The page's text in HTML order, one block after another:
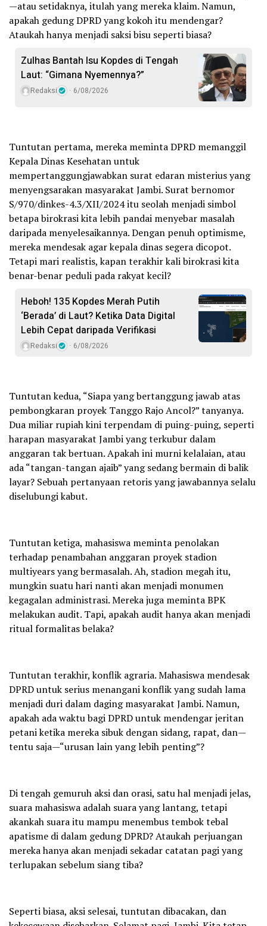
—atau setidaknya, itulah yang mereka klaim. Namun,
apakah gedung DPRD yang kokoh itu mendengar?
Ataukah hanya menjadi saksi bisu seperti biasa?
Zulhas Bantah Isu Kopdes di Tengah
Laut: “Gimana Nyemennya?”
Redaksi 6/08/2026
Tuntutan pertama, mereka meminta DPRD memanggil
Kepala Dinas Kesehatan untuk
mempertanggungjawabkan surat edaran misterius yang
menyengsarakan masyarakat Jambi. Surat bernomor
S/970/dinkes-4.3/XII/2024 itu seolah menjadi simbol
betapa birokrasi kita lebih pandai menyebar masalah
daripada menyelesaikannya. Dengan penuh optimisme,
mereka mendesak agar kepala dinas segera dicopot.
Tetapi mari realistis, kapan terakhir kali birokrasi kita
benar-benar peduli pada rakyat kecil?
Heboh! 135 Kopdes Merah Putih
‘Berada’ di Laut? Ketika Data Digital
Lebih Cepat daripada Verifikasi
Redaksi 6/08/2026
Tuntutan kedua, “Siapa yang bertanggung jawab atas
pembongkaran proyek Tanggo Rajo Ancol?” tanyanya.
Dua miliar rupiah kini terpendam di puing-puing, seperti
harapan masyarakat Jambi yang terkubur dalam
anggaran tak bertuan. Apakah ini murni kelalaian, atau
ada “tangan-tangan ajaib” yang sedang bermain di balik
layar? Sebuah pertanyaan retoris yang jawabannya selalu
diselubungi kabut.
Tuntutan ketiga, mahasiswa meminta penolakan
terhadap penambahan anggaran proyek stadion
multiyears yang bermasalah. Ah, stadion megah itu,
mungkin suatu hari nanti akan menjadi monumen
kegagalan administrasi. Mereka juga meminta BPK
melakukan audit. Tapi, apakah audit hanya akan menjadi
ritual formalitas belaka?
Tuntutan terakhir, konflik agraria. Mahasiswa mendesak
DPRD untuk serius menangani konflik yang sudah lama
menjadi duri dalam daging masyarakat Jambi. Namun,
apakah ada waktu bagi DPRD untuk mendengar jeritan
petani ketika mereka sibuk dengan sidang, rapat, dan—
tentu saja—“urusan lain yang lebih penting”?
Di tengah gemuruh aksi dan orasi, satu hal menjadi jelas,
suara mahasiswa adalah suara yang lantang, tetapi
akankah suara itu mampu menembus tembok tebal
apatisme di dalam gedung DPRD? Ataukah perjuangan
mereka hanya akan menjadi sekadar catatan pagi yang
terlupakan sebelum siang tiba?
Seperti biasa, aksi selesai, tuntutan dibacakan, dan